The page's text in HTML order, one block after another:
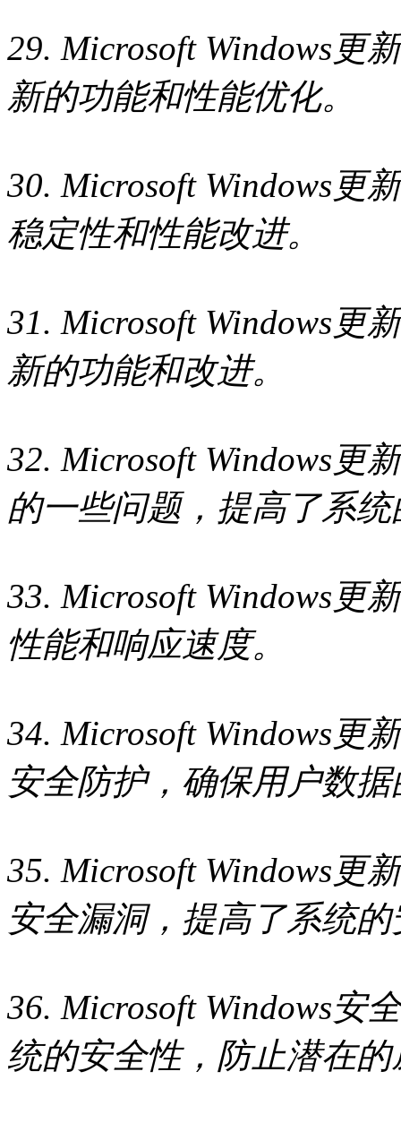
29. Microsoft Windows更
新的功能和性能优化。
30. Microsoft Windows更
稳定性和性能改进。
31. Microsoft Windows更
新的功能和改进。
32. Microsoft Windows更
的一些问题，提高了系
33. Microsoft Windows更
性能和响应速度。
34. Microsoft Windows更
安全防护，确保用户数
35. Microsoft Windows更
安全漏洞，提高了系统
36. Microsoft Windows安
统的安全性，防止潜在的